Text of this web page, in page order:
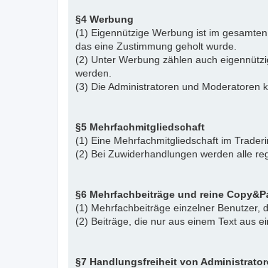
§4 Werbung
(1) Eigennützige Werbung ist im
das eine Zustimmung geholt wurde.
(2) Unter Werbung zählen auch
werden.
(3) Die Administratoren und Moderatoren
§5 Mehrfachmitgliedschaft
(1) Eine Mehrfachmitgliedschaft im
(2) Bei Zuwiderhandlungen werden alle
§6 Mehrfachbeiträge und reine
(1) Mehrfachbeiträge einzelner Benutzer,
(2) Beiträge, die nur aus einem Text aus
§7 Handlungsfreiheit von